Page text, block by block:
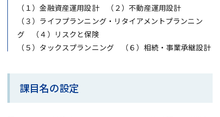
（１）金融資産運用設計 （２）不動産運用設計
（３）ライフプランニング・リタイアメントプランニン
グ （４）リスクと保険
（５）タックスプランニング （６）相続・事業承継設計
課目名の設定